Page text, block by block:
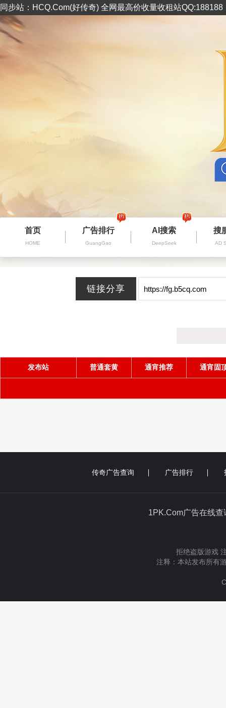
同步站：HCQ.Com(好传奇) 全网最高价收量收租站
首页
HOME
广告排行
GuangGao
AI搜索
DeepSeek
搜
AD
发布站 普通套黄 通宵推荐 通宵固
传奇广告查询 广告排行
1PK.Com广告在
拒绝盗版游戏
注释：本站发布所有